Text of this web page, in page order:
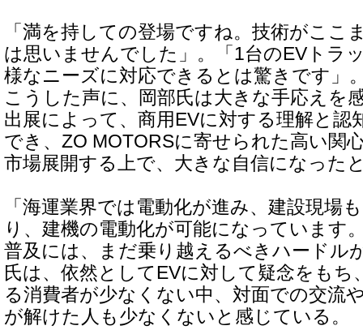
「満を持しての登場ですね。技術がここ
は思いませんでした」。「1台のEVトラ
様なニーズに対応できるとは驚きです」
こうした声に、岡部氏は大きな手応えを
出展によって、商用EVに対する理解と認
でき、ZO MOTORSに寄せられた高い関
市場展開する上で、大きな自信になった
「海運業界では電動化が進み、建設現場
り、建機の電動化が可能になっています
普及には、まだ乗り越えるべきハードル
氏は、依然としてEVに対して疑念をもち
る消費者が少なくない中、対面での交流
が解けた人も少なくないと感じている。